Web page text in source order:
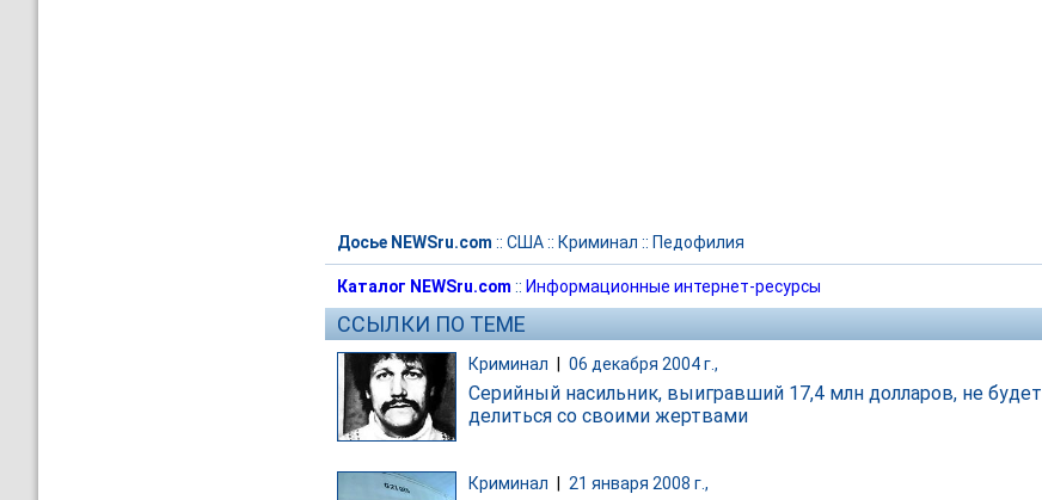
Досье NEWSru.com :: США:: Криминал :: Педофилия
Каталог NEWSru.com :: Информационные интернет-ресурсы
ССЫЛКИ ПО ТЕМЕ
Криминал 06 декабря 2004 г.,
Серийный насильник, выигравший 17,4 млн долларов, не будет
делиться со своими жертвами
Криминал 21 января 2008 г.,